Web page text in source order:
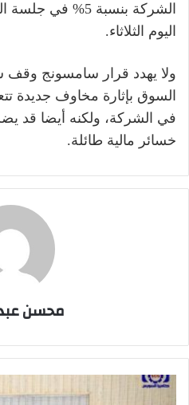
الشركة بنسبة 5%
اليوم الثلاثاء.
السوق بإثارة مخاوف جديدة
في الشركة، ولكنه أيضا قد
خسائر مالية طائلة.
محسن عبد
بالصور